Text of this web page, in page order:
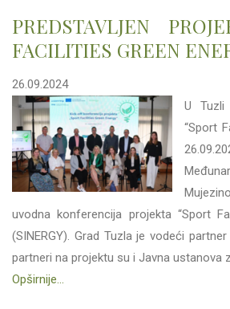
PREDSTAVLJEN
FACILITIES GREEN
26.09.2024
U Tuzli
“Sport
uvodna konferencija projekta “Sport
(SINERGY). Grad Tuzla je vodeći
partneri na projektu su i Javna ustanova
Opširnije...